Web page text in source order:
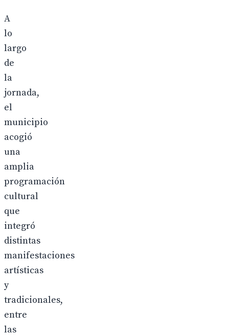
A
lo
largo
de
la
jornada,
el
municipio
acogió
una
amplia
programación
cultural
que
integró
distintas
manifestaciones
artísticas
y
tradicionales,
entre
las